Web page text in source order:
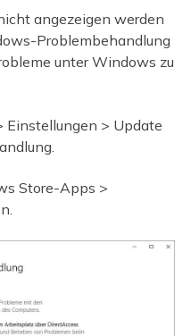
angezeigen werden
Problembehandlung
unter Windows zu
Einstellungen > Update
Store-Apps >